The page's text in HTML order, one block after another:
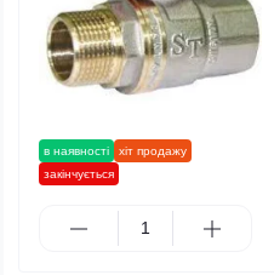
в наявності
хіт продажу
закінчується